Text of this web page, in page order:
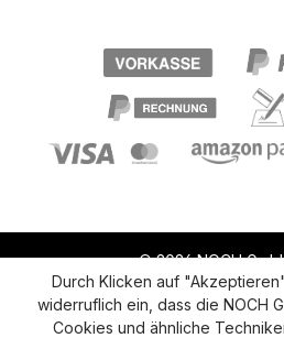
© 2026 NOCH
Vertrag widerrufen
Durch Klicken auf
widerruflich ein, dass die NOCH
Cookies und ähnliche